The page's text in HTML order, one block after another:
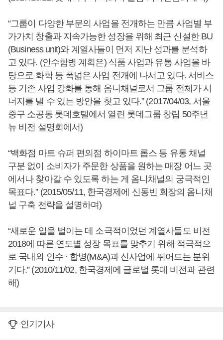
“그룹이 다양한 부문의 사업을 전개하는 만큼 사업별 부
가가치 창출과 지속가능한 성장을 위해 최근 신설한 BU
(Business unit)와 계열사들이 먼저 지난 성과를 분석하
고 있다. (인수합병 계획은) 식품 사업과 유통 사업을 바
탕으로 화학 등 폭넓은 사업 전개에 나서고 있다. 서비스
등 기존 사업 강화를 통해 옴니채널로서 그룹 전체가 시
너지를 낼 수 있는 방안을 찾고 있다.” (2017/04/03, 서울
중구 소공동 롯데호텔에서 열린 롯데그룹 창립 50주년
뉴 비전 설명회에서)
“백화점 마트 슈퍼 편의점 하이마트 롭스 등 유통 채널
구분 없이 소비자가 주문한 상품을 원하는 매장 어느 곳
에서나 찾아갈 수 있도록 하는 게 옴니채널의 궁극적인
목표다.” (2015/05/11, 한국경제에 신동빈 회장의 옴니채
널 구축 전략을 설명하며)
“새로운 일을 벌이는 데 소극적이었던 계열사들도 비전
2018에 따른 연도별 성장 목표를 맞추기 위해 적극적으
로 국내외 인수 · 합병(M&A)과 신사업에 뛰어드는 분위
기다.” (2010/11/02, 한국경제에 글로벌 롯데 비전과 관련
해)
인기기사